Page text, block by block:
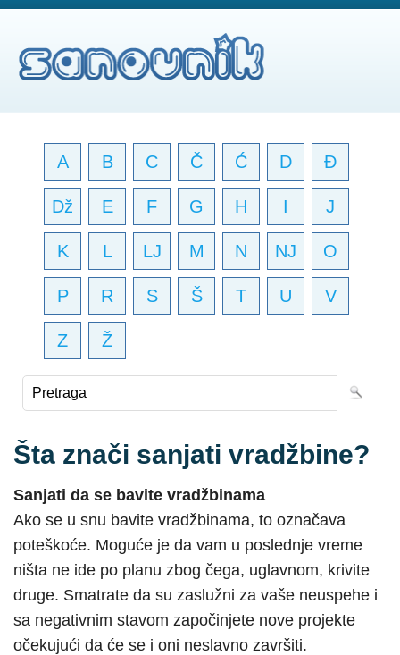
A B C Č Ć D Đ
Dž E F G H I J
K L LJ M N NJ O
P R S Š T U V
Z Ž
Šta znači sanjati vradžbine?
Sanjati da se bavite vradžbinama
Ako se u snu bavite vradžbinama, to označava
poteškoće. Moguće je da vam u poslednje vreme
ništa ne ide po planu zbog čega, uglavnom, krivite
druge. Smatrate da su zaslužni za vaše neuspehe i
sa negativnim stavom započinjete nove projekte
očekujući da će se i oni neslavno završiti.